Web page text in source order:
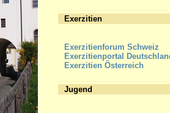
Exerzitien
Exerzitienforum Schweiz
Exerzitienportal
Exerzitien Österreich
Jugend